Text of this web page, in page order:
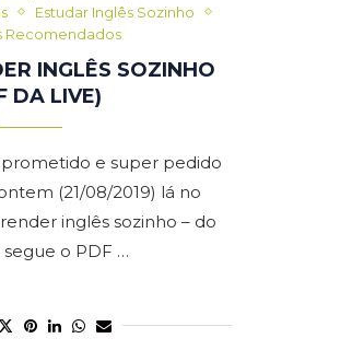
Estudar Inglês Sozinho
Recomendados
INGLÊS SOZINHO
DA LIVE)
e super pedido
(21/08/2019) lá no
inglês sozinho – do
segue o PDF …